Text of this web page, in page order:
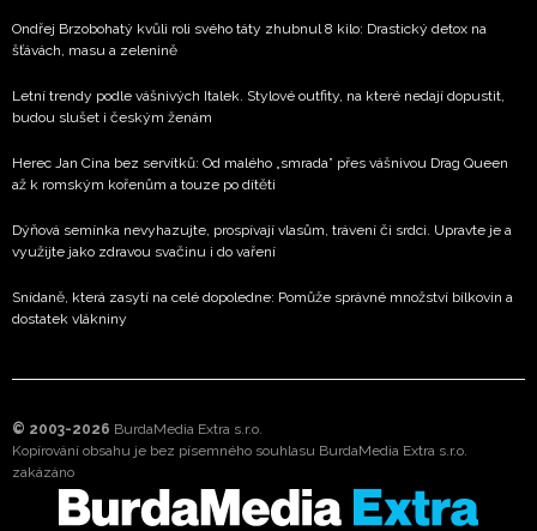
Ondřej Brzobohatý kvůli roli svého táty zhubnul 8 kilo: Drastický detox na
šťávách, masu a zelenině
Letní trendy podle vášnivých Italek. Stylové outfity, na které nedají dopustit,
budou slušet i českým ženám
Herec Jan Cina bez servítků: Od malého „smrada” přes vášnivou Drag Queen
až k romským kořenům a touze po dítěti
Dýňová semínka nevyhazujte, prospívají vlasům, trávení či srdci. Upravte je a
využijte jako zdravou svačinu i do vaření
Snídaně, která zasytí na celé dopoledne: Pomůže správné množství bílkovin a
dostatek vlákniny
© 2003-2026 BurdaMedia Extra s.r.o.
Kopírování obsahu je bez písemného souhlasu BurdaMedia Extra s.r.o.
zakázáno